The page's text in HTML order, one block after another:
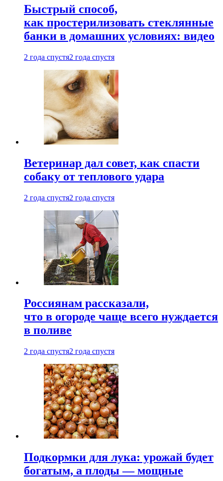
Быстрый способ,
как простерилизовать стеклянные
банки в домашних условиях: видео
2 года спустя2 года спустя
Ветеринар дал совет, как спасти
собаку от теплового удара
2 года спустя2 года спустя
Россиянам рассказали,
что в огороде чаще всего нуждается
в поливе
2 года спустя2 года спустя
Подкормки для лука: урожай будет
богатым, а плоды — мощные